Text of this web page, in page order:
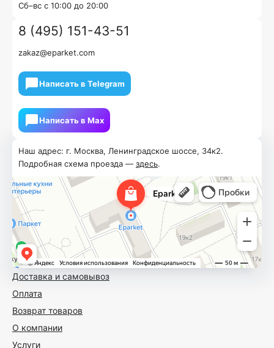
Доставка и самовывоз
Оплата
Возврат товаров
О компании
Услуги
Наш адрес: г. Москва, Ленинградское шоссе, 34к2.
Подробная схема проезда — здесь.
Cб–вс с 10:00 до 20:00
8 (495) 151-43-51
zakaz@eparket.com
Написать в Telegram
Написать в Мах